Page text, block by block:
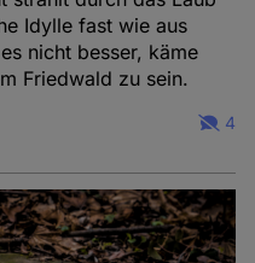
Idylle fast wie aus
nicht besser, käme
Friedwald zu sein.
4